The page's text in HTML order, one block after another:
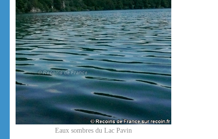
Eaux sombres du Lac Pavin